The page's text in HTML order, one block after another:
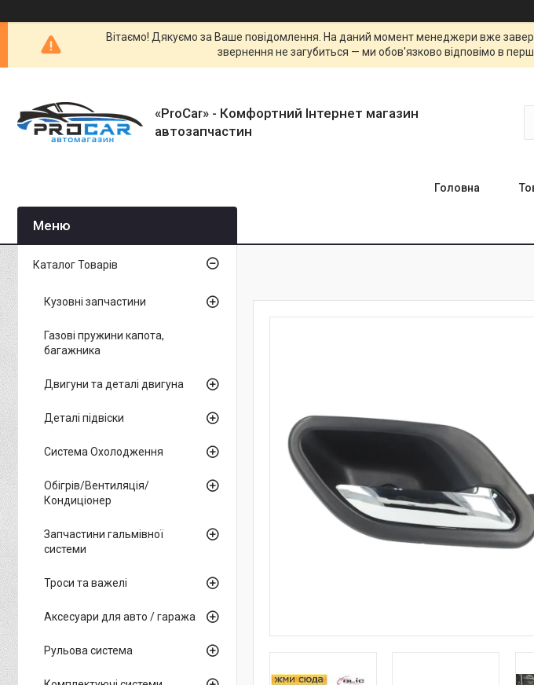
Вітаємо! Дякуємо за Ваше повідомлення. На даний момент менеджери вже
звернення не загубиться — ми обов'язково відповімо в
«ProCar» - Комфортний Інтернет магазин
автозапчастин
Головна
Каталог Товарів
Кузовні запчастини
Газові пружини капота,
багажника
Двигуни та деталі двигуна
Деталі підвіски
Система Охолодження
Обігрів/Вентиляція/
Кондиціонер
Запчастини гальмівної
системи
Троси та важелі
Аксесуари для авто / гаража
Рульова система